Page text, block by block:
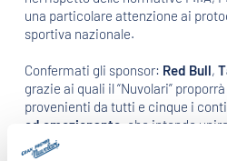
una particolare attenzione ai
sportiva nazionale.
Confermati gli sponsor: Red Bull,
grazie ai quali il “Nuvolari”
provenienti da tutti e cinque i
ed emozionante , che intende unire
esclusivo con la sana